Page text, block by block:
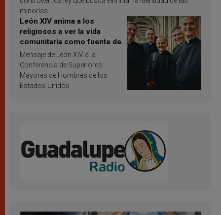
minorías.
León XIV anima a los
religiosos a ver la vida
comunitaria como fuente de
inspiración y santificación
Mensaje de León XIV a la
Conferencia de Superiores
Mayores de Hombres de los
Estados Unidos